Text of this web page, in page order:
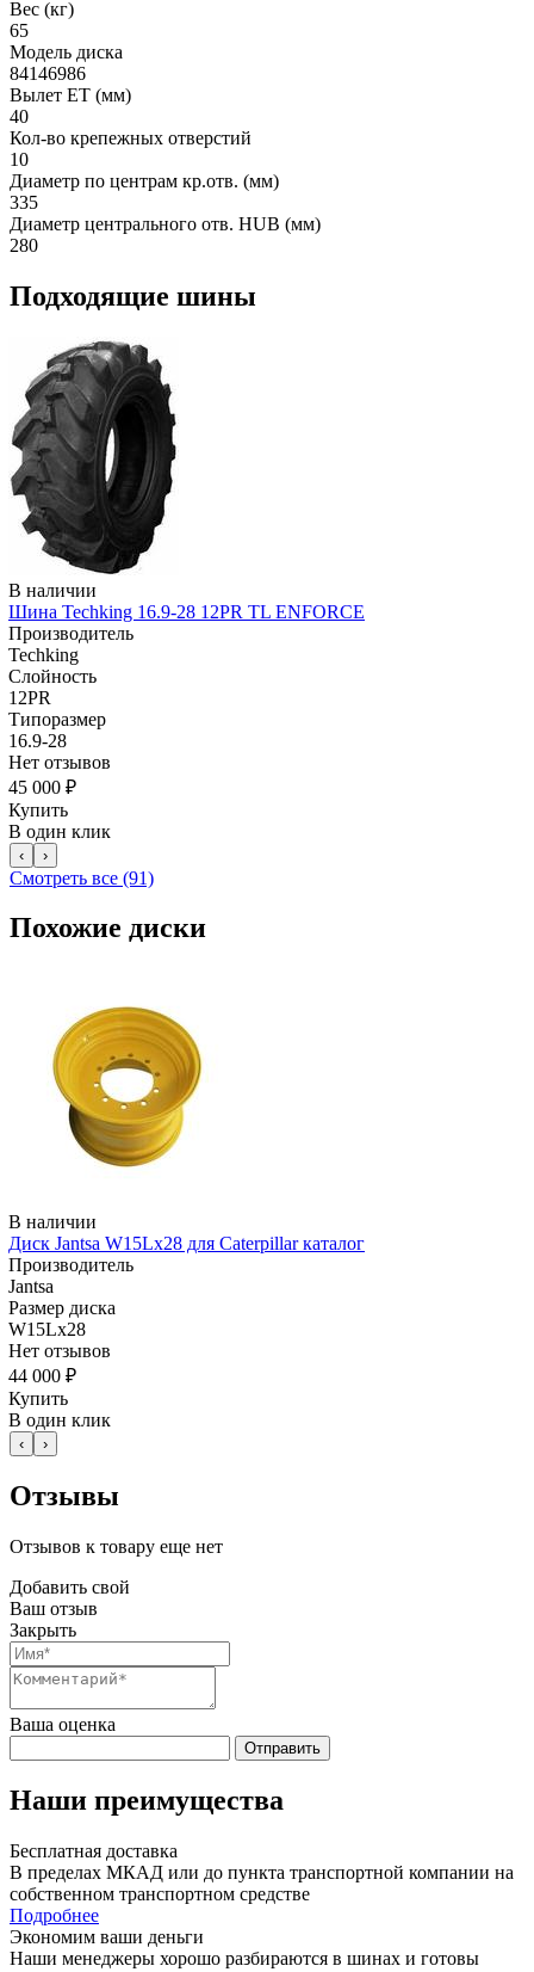
Вес (кг)
65
Модель диска
84146986
Вылет ET (мм)
40
Кол-во крепежных отверстий
10
Диаметр по центрам кр.отв. (мм)
335
Диаметр центрального отв. HUB (мм)
280
Подходящие шины
В наличии
Шина Techking 16.9-28 12PR TL ENFORCE
Производитель
Techking
Слойность
12PR
Типоразмер
16.9-28
Нет отзывов
45 000 ₽
Купить
В один клик
‹ ›
Смотреть все (91)
Похожие диски
В наличии
Диск Jantsa W15Lx28 для Caterpillar каталог
Производитель
Jantsa
Размер диска
W15Lx28
Нет отзывов
44 000 ₽
Купить
В один клик
‹ ›
Отзывы
Отзывов к товару еще нет
Добавить свой
Ваш отзыв
Закрыть
Ваша оценка
Отправить
Наши преимущества
Бесплатная доставка
В пределах МКАД или до пункта транспортной компании на
собственном транспортном средстве
Подробнее
Экономим ваши деньги
Наши менеджеры хорошо разбираются в шинах и готовы